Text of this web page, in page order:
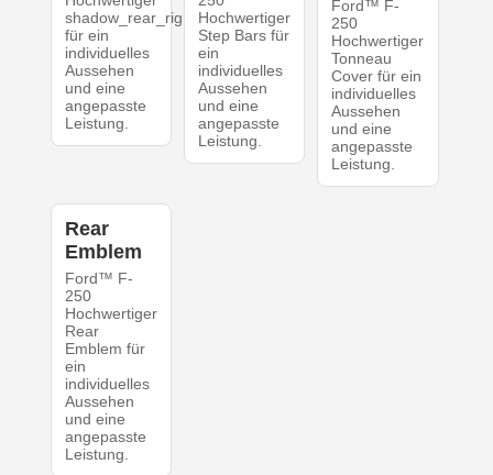
shadow_rear_right
für ein
individuelles
Aussehen
und eine
angepasste
Leistung.
Hochwertiger
Step Bars für
ein
individuelles
Aussehen
und eine
angepasste
Leistung.
Ford™ F-
250
Hochwertiger
Tonneau
Cover für ein
individuelles
Aussehen
und eine
angepasste
Leistung.
Rear
Emblem
Ford™ F-
250
Hochwertiger
Rear
Emblem für
ein
individuelles
Aussehen
und eine
angepasste
Leistung.